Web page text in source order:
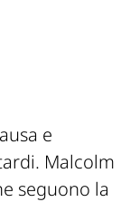
e
Malcolm
seguono la